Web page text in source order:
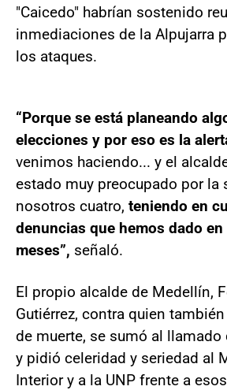
"Caicedo" habrían sostenido
inmediaciones de la Alpujarra
los ataques.
“Porque se está planeando
elecciones y por eso es la
venimos haciendo... y el
estado muy preocupado por la
nosotros cuatro, teniendo en
denuncias que hemos dado
meses”, señaló.
El propio alcalde de Medellín,
Gutiérrez, contra quien
de muerte, se sumó al
y pidió celeridad y seriedad al
Interior y a la UNP frente a